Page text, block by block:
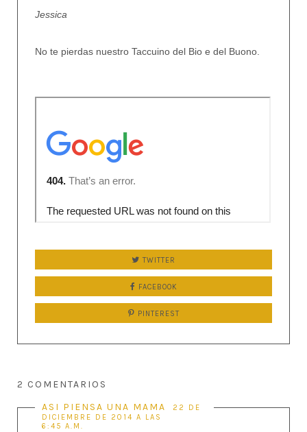
Jessica
No te pierdas nuestro Taccuino del Bio e del Buono.
TWITTER
FACEBOOK
PINTEREST
2 COMENTARIOS
ASI PIENSA UNA MAMA
22 DE
DICIEMBRE DE 2014 A LAS
6:45 A.M.